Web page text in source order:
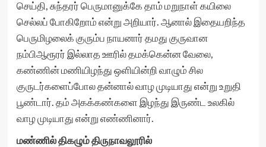
செய்தி, சுந்தரர் பெருமானுக்கே தாம் மறுநாள் கயிலை
செல்லப் போகிறோம் என்று அறியார். ஆனால் இதையறிந்த
பெருமிழலைக் குரும்ப நாயனார் தமது குருவான
நம்பிஆரூரர் இல்லாத ஊரில் தமக்கென்ன வேலை,
கண்ணின் மணியிழந்து ஒளியின்றி வாழும் சில
குருடர்களைப்போல தன்னால் வாழ முடியாது என்று உறுதி
பூண்டார். தம் அகக்கண்களை இழந்து இருண்ட உலகில்
வாழ முடியாது என்று எண்ணினார்.
மண்ணில் திகழும் திருநாவலூரில்